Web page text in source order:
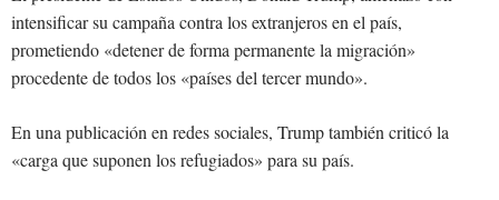
intensificar su campaña contra los extranjeros en el país,
prometiendo «detener de forma permanente la migración»
procedente de todos los «países del tercer mundo».
En una publicación en redes sociales, Trump también criticó la
«carga que suponen los refugiados» para su país.